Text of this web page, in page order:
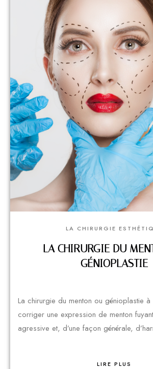
LA CHIRURGIE
LA CHIRURGIE DU
GÉNIOPLASTIE
La chirurgie du menton ou génioplastie
corriger une expression de menton
agressive et, d’une façon générale,
LIRE PLUS